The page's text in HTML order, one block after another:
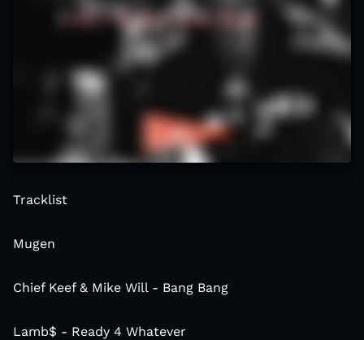
Tracklist
Mugen
Chief Keef & Mike Will - Bang Bang
Lamb$ - Ready 4 Whatever